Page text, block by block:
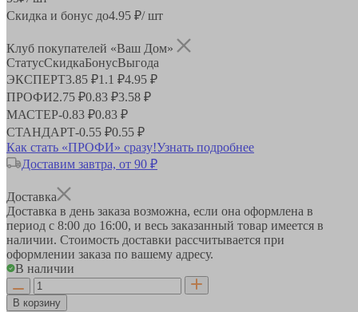
Скидка и бонус до4.95 ₽/ шт
Клуб покупателей «Ваш Дом»
СтатусСкидкаБонусВыгода
ЭКСПЕРТ3.85 ₽1.1 ₽4.95 ₽
ПРОФИ2.75 ₽0.83 ₽3.58 ₽
МАСТЕР-0.83 ₽0.83 ₽
СТАНДАРТ-0.55 ₽0.55 ₽
Как стать «ПРОФИ» сразу!Узнать подробнее
Доставим завтра, от 90 ₽
Доставка
Доставка в день заказа возможна, если она оформлена в
период с 8:00 до 16:00, и весь заказанный товар имеется в
наличии. Стоимость доставки рассчитывается при
оформлении заказа по вашему адресу.
В наличии
В корзину